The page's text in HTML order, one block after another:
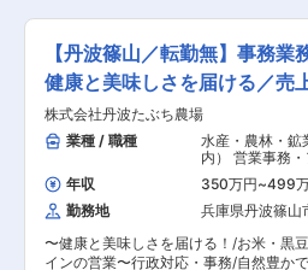
０H／年休１２７日 ・社長のお考え「
人を増やして週休3日にできたら・・・
ごとにニーズが発生するので、信頼と
定した利益率実現◎ （2）風通しが良い
自分の業務が終われば帰りやすい雰囲気
帰る社員さんも多◎ ・社長との距離が近
1回キャリアや悩みについて1対1で面談を
多様なキャリアプラン／ ・ゆくゆくは開
設計〜評価まで携われる可能性も！ ・完
ーメイドの場合外注に出しているフェー
・管理職になるのもOK／一生エンジニ
こともOK！ 変更の範囲：無
て、 EC部門の責任者候補として、売上
けた戦略設計から組織マネジメントまで
す。 単なる運営管理ではなく、複数モ
さと納税を横断し、「どこに注力する
に投資するか」を判断し、事業として伸
です。 代表に近い立場で意思決定し、EC
を“個人運営”から“組織運営”へ進化させ
ミッションです。 ■入社後の流れ： 各モール担
当と現状業務を確認していただきます。
受注スタッフの業務の流れを確認してい
す。 出荷スタッフと一緒に業務を実施し
業務を1か月かけて覚えていただきます。 ■業務
詳細： <まずお任せする業務> ・楽天、
【丹波篠山／転勤無】事務
健康と美味しさを届ける／売
経験可
株式会社丹波たぶち農場
業種 / 職種
水産・農林・鉱
内） 営業事務
年収
350万円~499
勤務地
兵庫県丹波篠山
〜健康と美味しさを届ける！/お米・黒
インの営業〜行政対応・事務/自然豊か